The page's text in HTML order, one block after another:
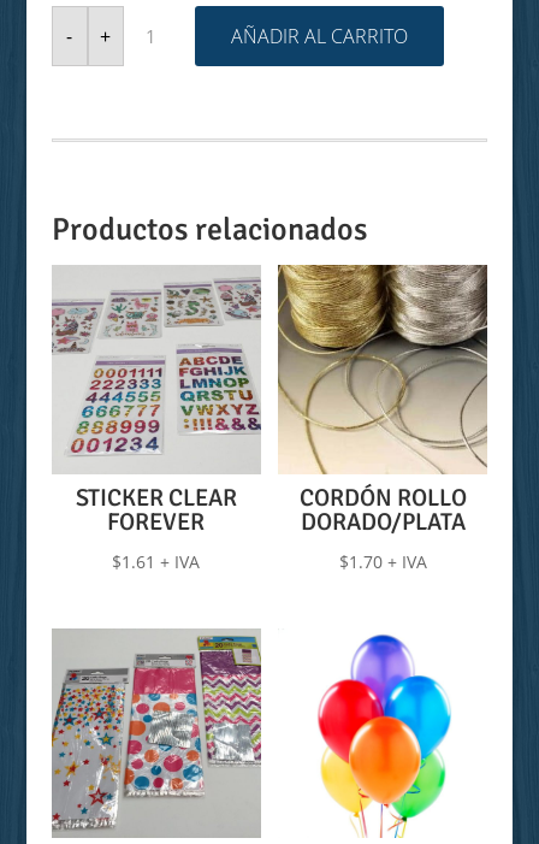
-
CARTULINA
CON
RELLENO
30X30
+ AÑADIR AL CARRITO
Productos relacionados
STICKER CLEAR
FOREVER
$1.61 + IVA
CORDÓN ROLLO
DORADO/PLATA
$1.70 + IVA